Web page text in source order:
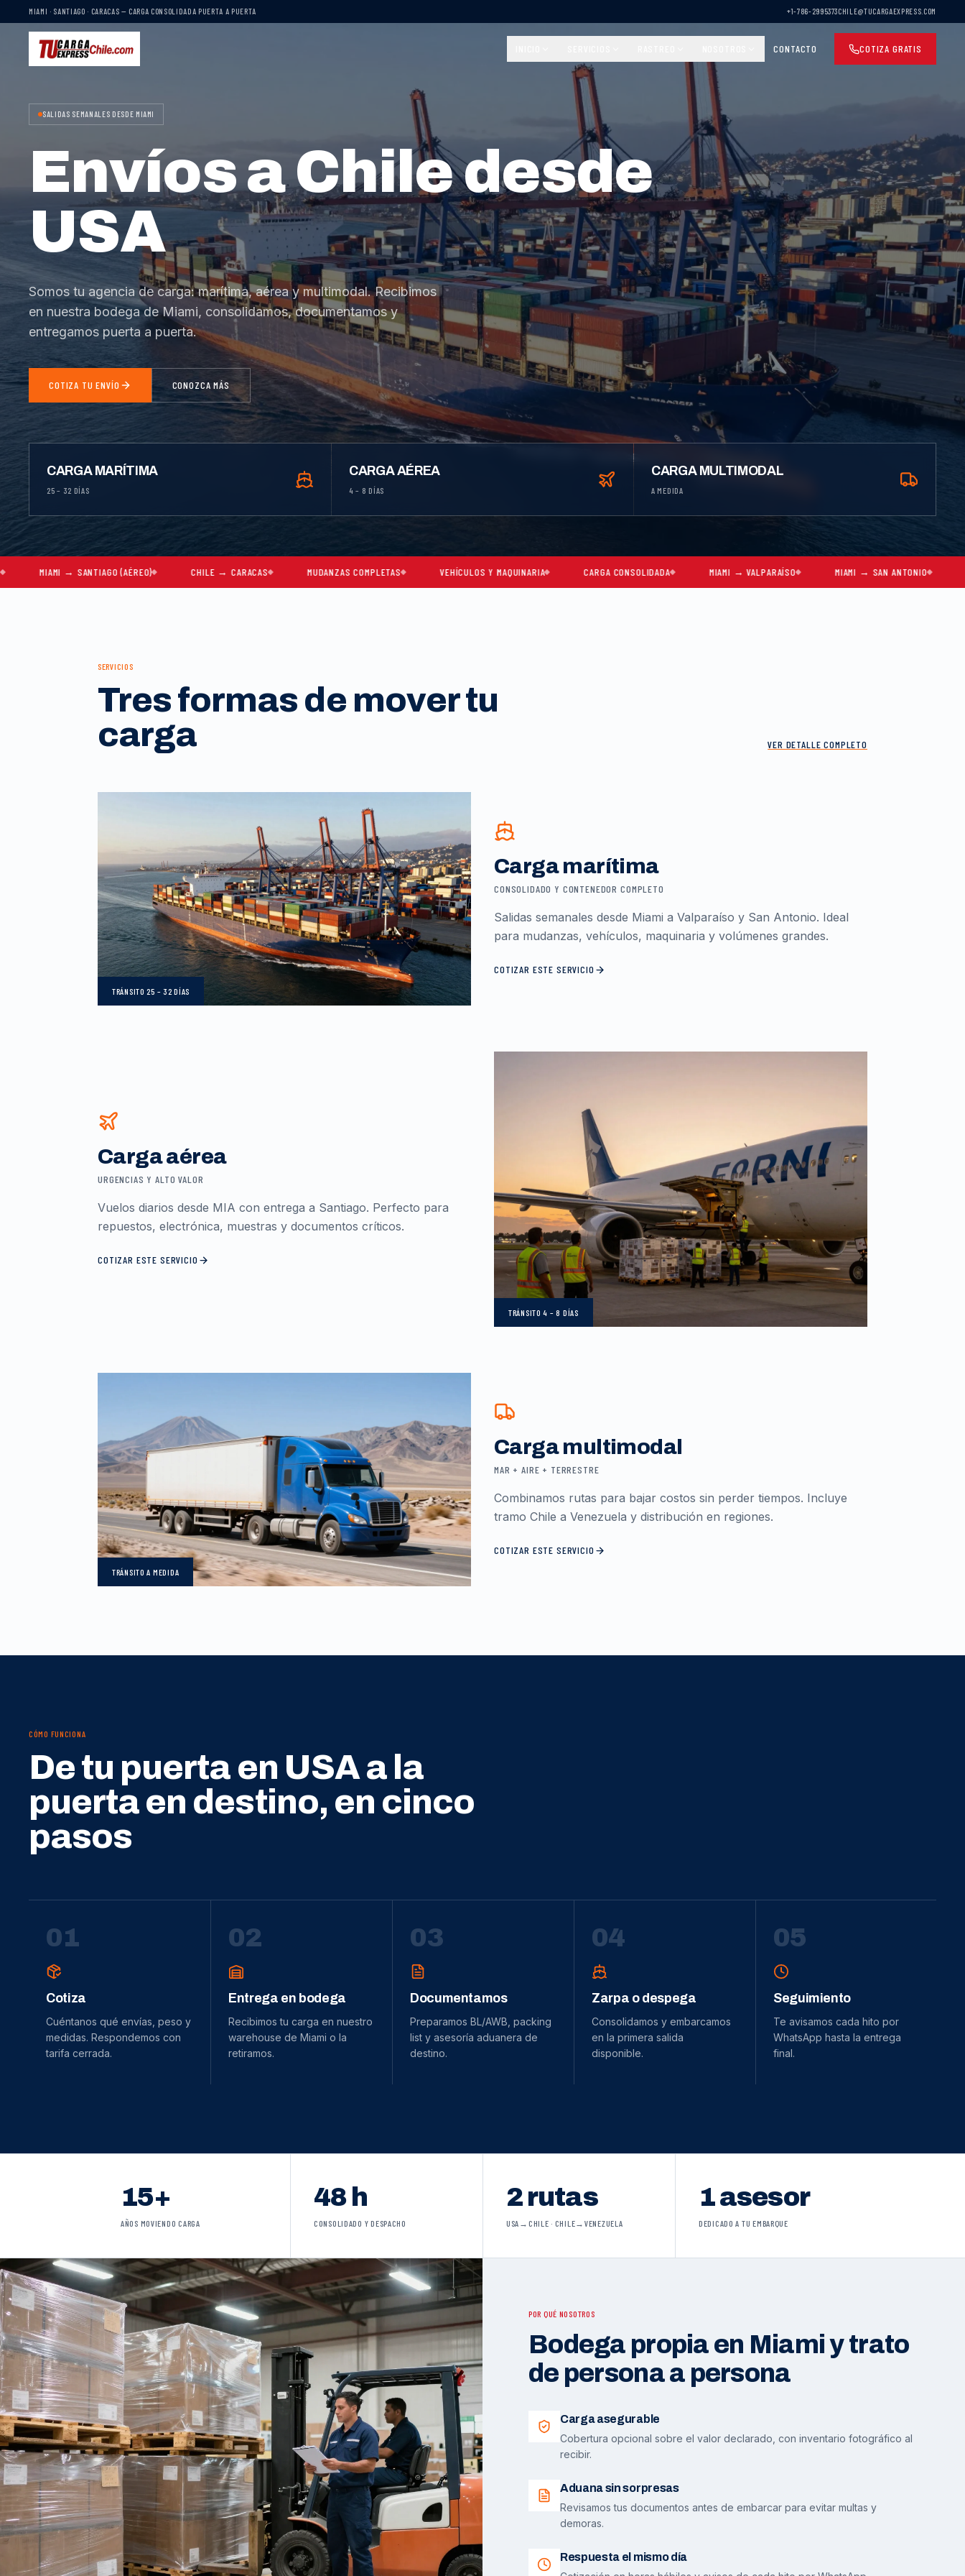
MIAMI · SANTIAGO · CARACAS — CARGA CONSOLIDADA PUERTA A PUERTA +1-786-2995373CHILE@TUCARGAEXPRESS.COM
CONTACTO COTIZA GRATIS
SALIDAS SEMANALES DESDE MIAMI
Envíos a Chile desde
USA
Somos tu agencia de carga: marítima, aérea y multimodal. Recibimos
en nuestra bodega de Miami, consolidamos, documentamos y
entregamos puerta a puerta.
COTIZA TU ENVÍO CONOZCA MÁS
CARGA MARÍTIMA
25 – 32 DÍAS
CARGA AÉREA
4 – 8 DÍAS
CARGA MULTIMODAL
A MEDIDA
→ SANTIAGO (AÉREO) CHILE → CARACAS MUDANZAS COMPLETAS VEHÍCULOS Y MAQUINARIA CARGA CONSOLIDADA MIAMI → VALPARAÍSO MIAMI → SAN ANTONIO MIAMI →
SERVICIOS
Tres formas de mover tu
carga
VER DETALLE COMPLETO
TRÁNSITO 25 – 32 DÍAS
Carga marítima
CONSOLIDADO Y CONTENEDOR COMPLETO
Salidas semanales desde Miami a Valparaíso y San Antonio. Ideal
para mudanzas, vehículos, maquinaria y volúmenes grandes.
COTIZAR ESTE SERVICIO
TRÁNSITO4 – 8 DÍAS
Carga aérea
URGENCIAS Y ALTO VALOR
Vuelos diarios desde MIA con entrega a Santiago. Perfecto para
repuestos, electrónica, muestras y documentos críticos.
COTIZAR ESTE SERVICIO
TRÁNSITOA MEDIDA
Carga multimodal
MAR + AIRE + TERRESTRE
Combinamos rutas para bajar costos sin perder tiempos. Incluye
tramo Chile a Venezuela y distribución en regiones.
COTIZAR ESTE SERVICIO
CÓMO FUNCIONA
De tu puerta en USA a la
puerta en destino, en cinco
pasos
01
Cotiza
Cuéntanos qué envías, peso y
medidas. Respondemos con
tarifa cerrada.
02
Entrega en bodega
Recibimos tu carga en nuestro
warehouse de Miami o la
retiramos.
03
Documentamos
Preparamos BL/AWB, packing
list y asesoría aduanera de
destino.
04
Zarpa o despega
Consolidamos y embarcamos
en la primera salida
disponible.
05
Seguimiento
Te avisamos cada hito por
WhatsApp hasta la entrega
final.
15+
AÑOS MOVIENDO CARGA
48 h
CONSOLIDADO Y DESPACHO
2 rutas
USA→CHILE · CHILE→VENEZUELA
1 asesor
DEDICADO A TU EMBARQUE
POR QUÉ NOSOTROS
Bodega propia en Miami y trato
de persona a persona
Carga asegurable
Cobertura opcional sobre el valor declarado, con inventario fotográfico al
recibir.
Aduana sin sorpresas
Revisamos tus documentos antes de embarcar para evitar multas y
demoras.
Respuesta el mismo día